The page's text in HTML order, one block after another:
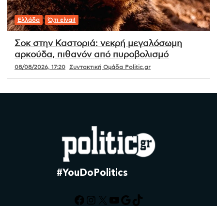
Ελλάδα Ό,τι είναι!
Σοκ στην Καστοριά: νεκρή μεγαλόσωμη
αρκούδα, πιθανόν από πυροβολισμό
08/08/2026, 17:20 Συντακτική Ομάδα Politic.gr
#YouDoPolitics
Facebook
Instagram
X YouTube
Google
TikTok